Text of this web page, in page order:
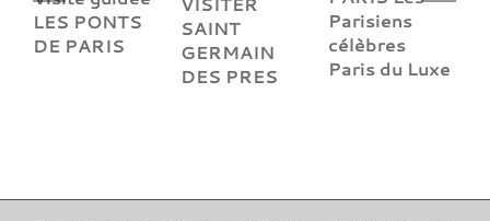
LES PONTS
DE PARIS
SAINT
GERMAIN
DES PRES
Parisiens
célèbres
Paris du Luxe